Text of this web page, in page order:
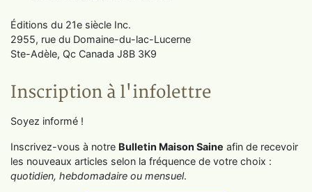
Éditions du 21e siècle Inc.
2955, rue du Domaine-du-lac-Lucerne
Ste-Adèle, Qc Canada J8B 3K9
Inscription à l'infolettre
Soyez informé !
Inscrivez-vous à notre Bulletin Maison Saine afin de recevoir
les nouveaux articles selon la fréquence de votre choix :
quotidien, hebdomadaire ou mensuel.